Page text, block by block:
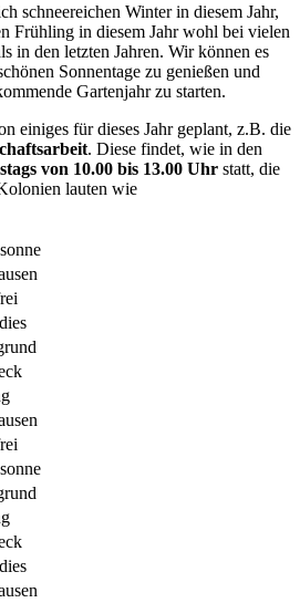
schneereichen Winter in diesem Jahr,
Frühling in diesem Jahr wohl bei vielen
in den letzten Jahren. Wir können es
Sonnentage zu genießen und
Gartenjahr zu starten.
einiges für dieses Jahr geplant, z.B. die
. Diese findet, wie in den
von 10.00 bis 13.00 Uhr statt, die
lauten wie